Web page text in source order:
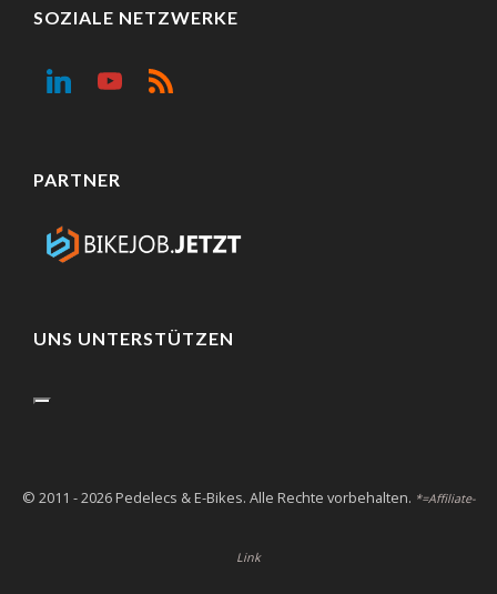
SOZIALE NETZWERKE
PARTNER
UNS UNTERSTÜTZEN
© 2011 - 2026 Pedelecs & E-Bikes. Alle Rechte vorbehalten. *=Affiliate-
Link